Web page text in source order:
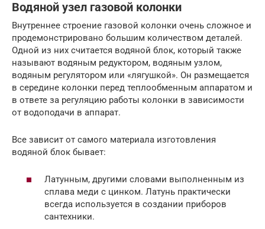
Водяной узел газовой колонки
Внутреннее строение газовой колонки очень сложное и
продемонстрировано большим количеством деталей.
Одной из них считается водяной блок, который также
называют водяным редуктором, водяным узлом,
водяным регулятором или «лягушкой». Он размещается
в середине колонки перед теплообменным аппаратом и
в ответе за регуляцию работы колонки в зависимости
от водоподачи в аппарат.
Все зависит от самого материала изготовления
водяной блок бывает:
Латунным, другими словами выполненным из
сплава меди с цинком. Латунь практически
всегда используется в создании приборов
сантехники.